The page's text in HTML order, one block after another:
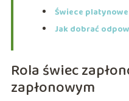
Świece
Jak dobrać
Rola świec
zapłonowym